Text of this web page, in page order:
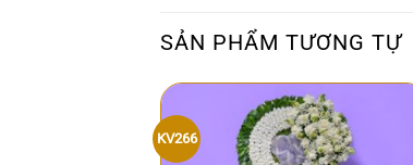
SẢN PHẨM TƯƠNG TỰ
KV266